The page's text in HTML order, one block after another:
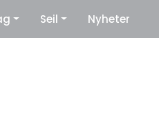
Seil Nyheter